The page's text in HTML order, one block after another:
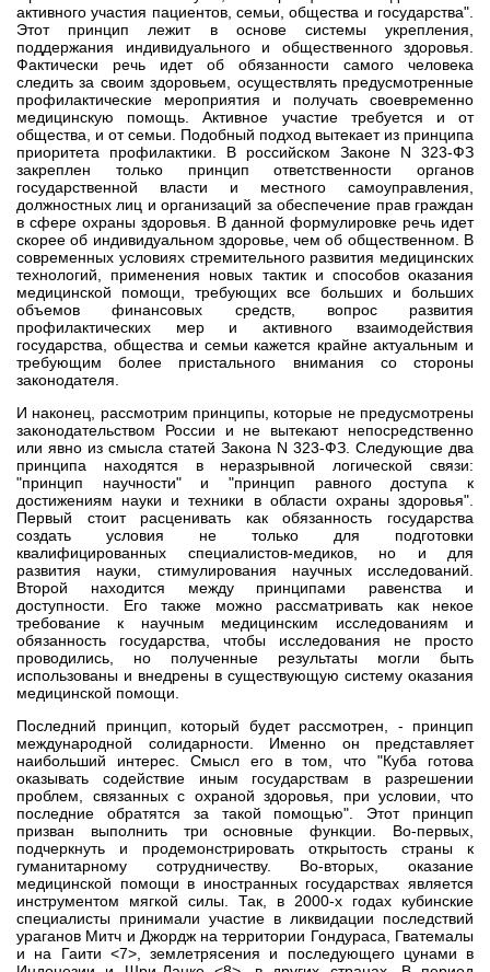
активного участия пациентов, семьи, общества и государства".
Этот принцип лежит в основе системы укрепления,
поддержания индивидуального и общественного здоровья.
Фактически речь идет об обязанности самого человека
следить за своим здоровьем, осуществлять предусмотренные
профилактические мероприятия и получать своевременно
медицинскую помощь. Активное участие требуется и от
общества, и от семьи. Подобный подход вытекает из принципа
приоритета профилактики. В российском Законе N 323-ФЗ
закреплен только принцип ответственности органов
государственной власти и местного самоуправления,
должностных лиц и организаций за обеспечение прав граждан
в сфере охраны здоровья. В данной формулировке речь идет
скорее об индивидуальном здоровье, чем об общественном. В
современных условиях стремительного развития медицинских
технологий, применения новых тактик и способов оказания
медицинской помощи, требующих все больших и больших
объемов финансовых средств, вопрос развития
профилактических мер и активного взаимодействия
государства, общества и семьи кажется крайне актуальным и
требующим более пристального внимания со стороны
законодателя.
И наконец, рассмотрим принципы, которые не предусмотрены
законодательством России и не вытекают непосредственно
или явно из смысла статей Закона N 323-ФЗ. Следующие два
принципа находятся в неразрывной логической связи:
"принцип научности" и "принцип равного доступа к
достижениям науки и техники в области охраны здоровья".
Первый стоит расценивать как обязанность государства
создать условия не только для подготовки
квалифицированных специалистов-медиков, но и для
развития науки, стимулирования научных исследований.
Второй находится между принципами равенства и
доступности. Его также можно рассматривать как некое
требование к научным медицинским исследованиям и
обязанность государства, чтобы исследования не просто
проводились, но полученные результаты могли быть
использованы и внедрены в существующую систему оказания
медицинской помощи.
Последний принцип, который будет рассмотрен, - принцип
международной солидарности. Именно он представляет
наибольший интерес. Смысл его в том, что "Куба готова
оказывать содействие иным государствам в разрешении
проблем, связанных с охраной здоровья, при условии, что
последние обратятся за такой помощью". Этот принцип
призван выполнить три основные функции. Во-первых,
подчеркнуть и продемонстрировать открытость страны к
гуманитарному сотрудничеству. Во-вторых, оказание
медицинской помощи в иностранных государствах является
инструментом мягкой силы. Так, в 2000-х годах кубинские
специалисты принимали участие в ликвидации последствий
ураганов Митч и Джордж на территории Гондураса, Гватемалы
и на Гаити <7>, землетрясения и последующего цунами в